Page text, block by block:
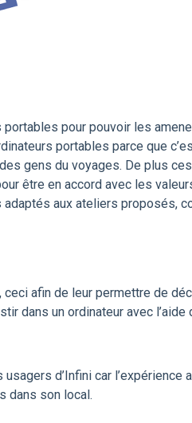
portables pour pouvoir les
portables parce que
gens du voyages. De plus
être en accord avec les
aux ateliers proposés,
afin de leur permettre de
dans un ordinateur avec l’aide
d’Infini car l’expérience
dans son local.